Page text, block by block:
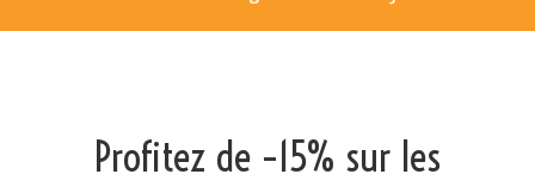
Profitez de –15% sur les